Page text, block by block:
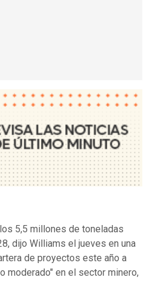
5,5 millones de toneladas
dijo Williams el jueves en una
de proyectos este año a
moderado" en el sector minero,